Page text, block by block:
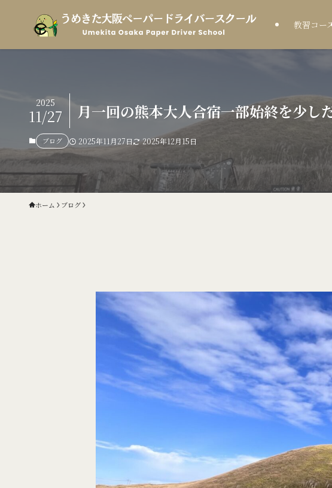
教習コー
月一回の熊本大人合宿一部始終を少し
2025
11/27
ブログ 2025年11月27日 2025年12月15日
ホーム ブログ